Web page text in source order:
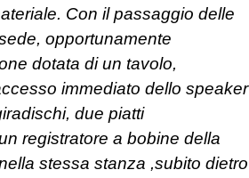
Con il passaggio delle
opportunamente
dotata di un tavolo,
immediato dello speaker
due piatti
registratore a bobine della
stessa stanza ,subito dietro